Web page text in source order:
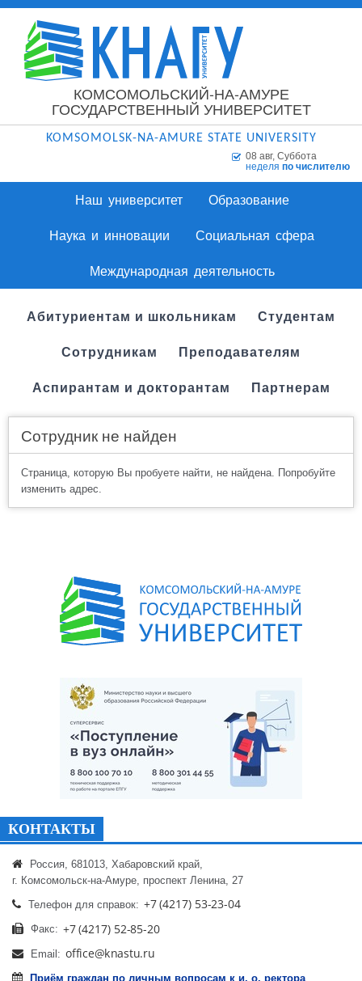
КОМСОМОЛЬСКИЙ-НА-АМУРЕ
ГОСУДАРСТВЕННЫЙ УНИВЕРСИТЕТ
KOMSOMOLSK-NA-AMURE STATE UNIVERSITY
08 авг, Суббота
неделя по числителю
Наш университет
Образование
Наука и инновации
Социальная сфера
Международная деятельность
Абитуриентам и школьникам Студентам
Сотрудникам Преподавателям
Аспирантам и докторантам Партнерам
Сотрудник не найден
Страница, которую Вы пробуете найти, не найдена. Попробуйте
изменить адрес.
КОНТАКТЫ
Россия, 681013, Хабаровский край,
г. Комсомольск-на-Амуре, проспект Ленина, 27
Телефон для справок:
Факс:
Email:
Приём граждан по личным вопросам к и. о. ректора